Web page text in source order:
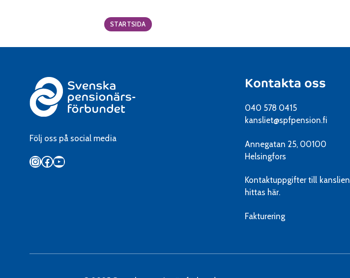
STARTSIDA
Följ oss på social media
Instagram
Facebook
YouTube
Kontakta oss
040 578 0415
kansliet@spfpension.fi
Annegatan 25, 00100
Helsingfors
Kontaktuppgifter till kanslien
hittas här.
Fakturering